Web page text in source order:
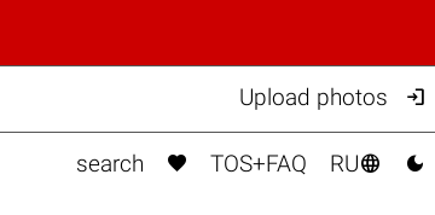
Upload photos 
search  TOS+FAQ RU 